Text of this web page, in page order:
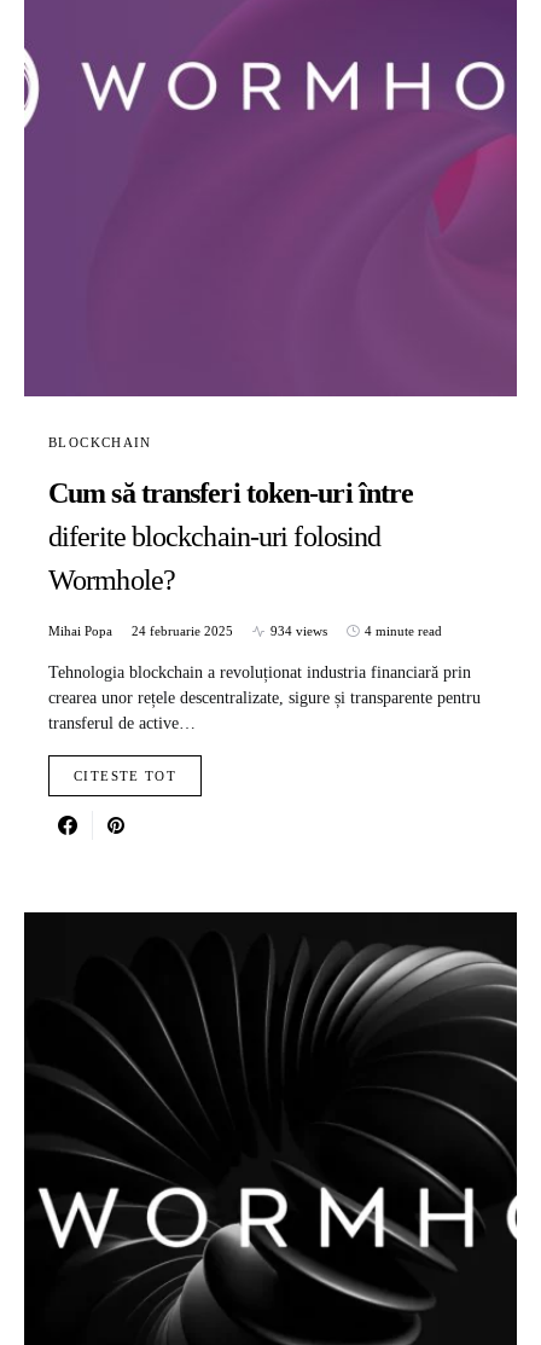
BLOCKCHAIN
Cum să transferi token-uri între
diferite blockchain-uri folosind
Wormhole?
Mihai Popa 24 februarie 2025 934 views 4 minute read
Tehnologia blockchain a revoluționat industria financiară prin
crearea unor rețele descentralizate, sigure și transparente pentru
transferul de active…
CITESTE TOT